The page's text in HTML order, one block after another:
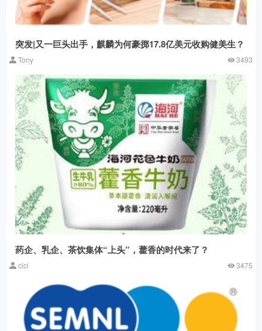
突发|又一巨头出手，麒麟为何豪掷17.8亿美元收购健美生？
Tony 3493
药企、乳企、茶饮集体“上头”，藿香的时代来了？
cici 3475